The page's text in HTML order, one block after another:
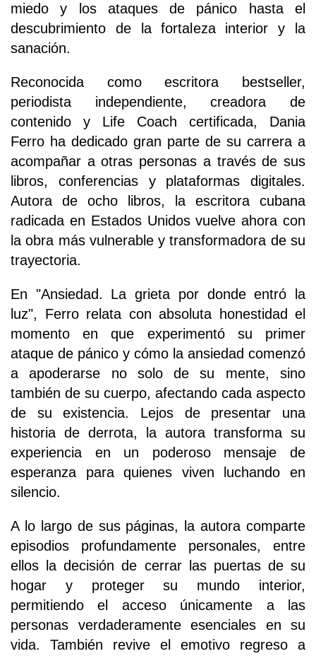
miedo y los ataques de pánico hasta el
descubrimiento de la fortaleza interior y la
sanación.
Reconocida como escritora bestseller,
periodista independiente, creadora de
contenido y Life Coach certificada, Dania
Ferro ha dedicado gran parte de su carrera a
acompañar a otras personas a través de sus
libros, conferencias y plataformas digitales.
Autora de ocho libros, la escritora cubana
radicada en Estados Unidos vuelve ahora con
la obra más vulnerable y transformadora de su
trayectoria.
En "Ansiedad. La grieta por donde entró la
luz", Ferro relata con absoluta honestidad el
momento en que experimentó su primer
ataque de pánico y cómo la ansiedad comenzó
a apoderarse no solo de su mente, sino
también de su cuerpo, afectando cada aspecto
de su existencia. Lejos de presentar una
historia de derrota, la autora transforma su
experiencia en un poderoso mensaje de
esperanza para quienes viven luchando en
silencio.
A lo largo de sus páginas, la autora comparte
episodios profundamente personales, entre
ellos la decisión de cerrar las puertas de su
hogar y proteger su mundo interior,
permitiendo el acceso únicamente a las
personas verdaderamente esenciales en su
vida. También revive el emotivo regreso a